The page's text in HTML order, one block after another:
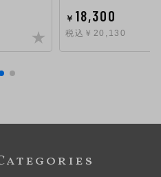
￥ 18,300
税込￥20,130